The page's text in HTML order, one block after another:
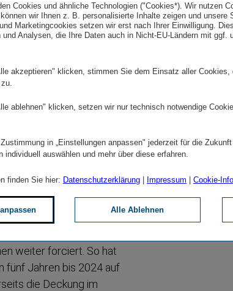
der VIG
gestärkt
Erklärung
Informa­tionen zu
gemäß der
verabschiedete
Fundament des
aus
Bürobetrieb bis 2050 auf
wurde 2024
Reduktion der CO2e-​
an. Dazu werden
weiter forciert. So hat
fünf Jahren bis 2024 auf
die Deckung im
Cookies und ähnliche Technologien ("Cookies*). Wir nutzen
wir Ihnen z. B. personalisierte Inhalte zeigen und unsere
Marketingcookies setzen wir erst nach Ihrer Einwilligung.
und Analysen, die Ihre Daten auch in Nicht-EU-Ländern mit ggf.
akzeptieren" klicken, stimmen Sie dem Einsatz aller
ablehnen" klicken, setzen wir nur technisch notwendige
in „Einstellungen anpassen" jederzeit für die
individuell auswählen und mehr über diese erfahren.
finden Sie hier: Datenschutzerklärung | Impressum | Cookie-
Alle Ablehnen